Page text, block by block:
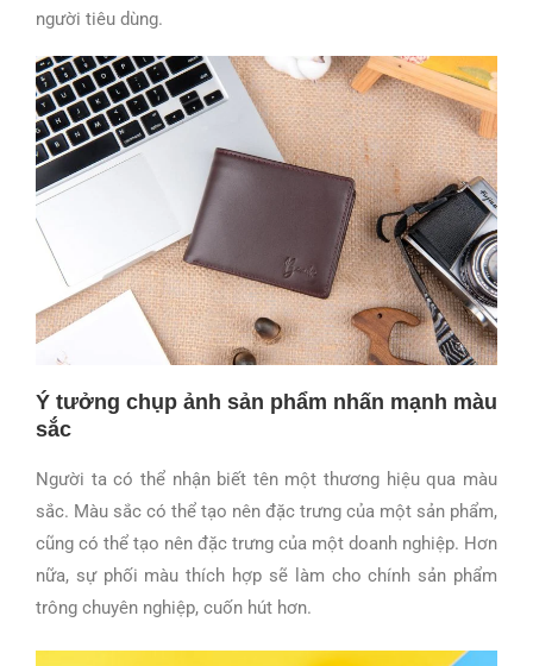
người tiêu dùng.
Ý tưởng chụp ảnh sản phẩm nhấn mạnh màu
sắc
Người ta có thể nhận biết tên một thương hiệu qua màu
sắc. Màu sắc có thể tạo nên đặc trưng của một sản phẩm,
cũng có thể tạo nên đặc trưng của một doanh nghiệp. Hơn
nữa, sự phối màu thích hợp sẽ làm cho chính sản phẩm
trông chuyên nghiệp, cuốn hút hơn.